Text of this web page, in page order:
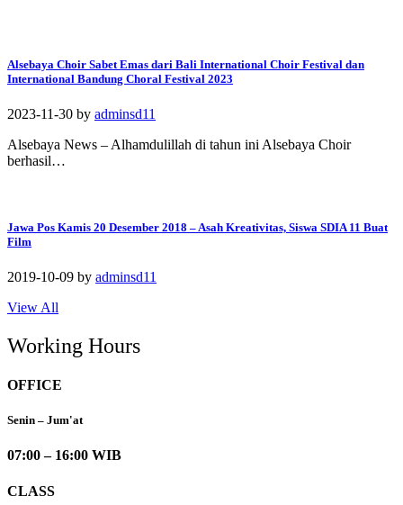
Alsebaya Choir Sabet Emas dari Bali International Choir Festival dan
International Bandung Choral Festival 2023
2023-11-30 by adminsd11
Alsebaya News – Alhamdulillah di tahun ini Alsebaya Choir
berhasil…
Jawa Pos Kamis 20 Desember 2018 – Asah Kreativitas, Siswa SDIA 11 Buat
Film
2019-10-09 by adminsd11
View All
Working Hours
OFFICE
Senin – Jum'at
07:00 – 16:00 WIB
CLASS